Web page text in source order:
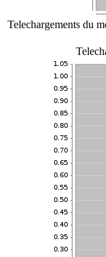
Telechargements du